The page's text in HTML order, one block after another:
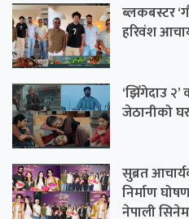
ब्लकबस्टर
हरिवंश
‘झिँगेदाउ
जेठानीको
सुब्रत
निर्माण
नेपाली